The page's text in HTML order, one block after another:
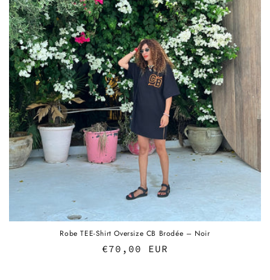
t
i
o
n
:
Robe TEE-Shirt Oversize CB Brodée – Noir
Prix
€70,00 EUR